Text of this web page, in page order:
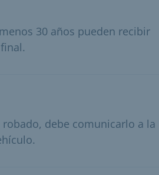
30 años pueden recibir
debe comunicarlo a la